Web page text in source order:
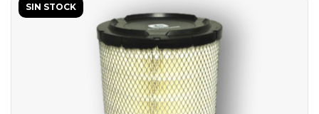
SIN STOCK